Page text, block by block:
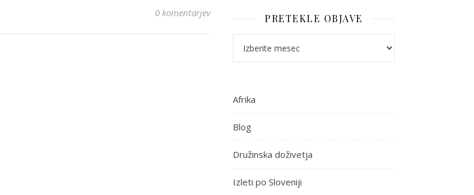
0 komentarjev PRETEKLE OBJAVE
Afrika
Blog
Družinska doživetja
Izleti po Sloveniji